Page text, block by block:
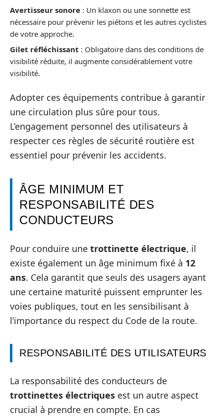
Avertisseur sonore : Un klaxon ou une sonnette est
nécessaire pour prévenir les piétons et les autres cyclistes
de votre approche.
Gilet réfléchissant : Obligatoire dans des conditions de
visibilité réduite, il augmente considérablement votre
visibilité.
Adopter ces équipements contribue à garantir
une circulation plus sûre pour tous.
L’engagement personnel des utilisateurs à
respecter ces règles de sécurité routière est
essentiel pour prévenir les accidents.
ÂGE MINIMUM ET
RESPONSABILITÉ DES
CONDUCTEURS
Pour conduire une trottinette électrique, il
existe également un âge minimum fixé à 12
ans. Cela garantit que seuls des usagers ayant
une certaine maturité puissent emprunter les
voies publiques, tout en les sensibilisant à
l’importance du respect du Code de la route.
RESPONSABILITÉ DES UTILISATEURS
La responsabilité des conducteurs de
trottinettes électriques est un autre aspect
crucial à prendre en compte. En cas